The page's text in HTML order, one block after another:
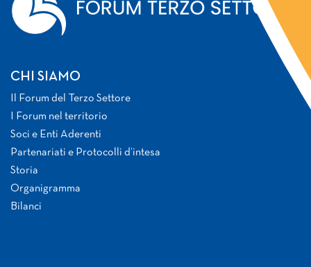
CHI SIAMO
Il Forum del Terzo Settore
I Forum nel territorio
Soci e Enti Aderenti
Partenariati e Protocolli d’intesa
Storia
Organigramma
Bilanci